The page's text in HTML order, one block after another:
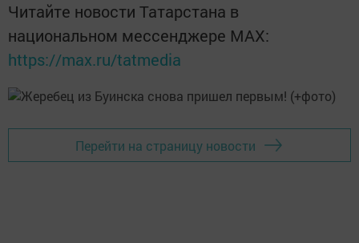
Читайте новости Татарстана в
национальном мессенджере MАХ:
https://max.ru/tatmedia
Перейти на страницу новости